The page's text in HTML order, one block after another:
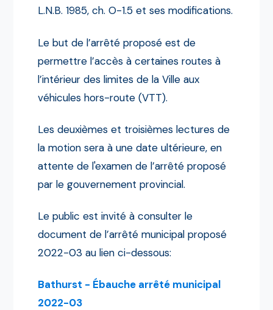
L.N.B. 1985, ch. O-1.5 et ses modifications.
Le but de l’arrêté proposé est de
permettre l’accès à certaines routes à
l’intérieur des limites de la Ville aux
véhicules hors-route (VTT).
Les deuxièmes et troisièmes lectures de
la motion sera à une date ultérieure, en
attente de l'examen de l’arrêté proposé
par le gouvernement provincial.
Le public est invité à consulter le
document de l’arrêté municipal proposé
2022-03 au lien ci-dessous:
Bathurst - Ébauche arrêté municipal
2022-03